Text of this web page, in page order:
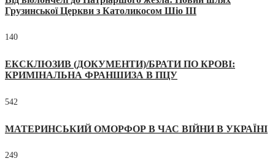
Грузинської Церкви з Католикосом Шіо III
140
ЕКСКЛЮЗИВ (ДОКУМЕНТИ)/БРАТИ ПО КРОВІ:
КРИМІНАЛЬНА ФРАНШИЗА В ПЦУ
542
МАТЕРИНСЬКИЙ ОМОРФОР В ЧАС ВІЙНИ В УКРАЇНІ
249